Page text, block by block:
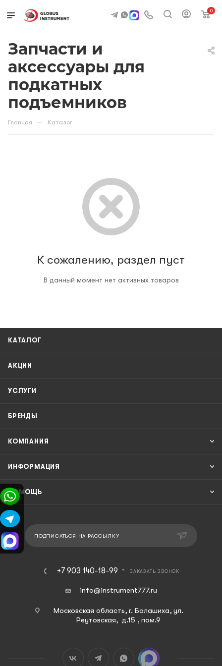
0
Запчасти и
аксессуары для
подкатных
подъемников
Главная — Каталог
К сожалению, раздел пуст
В данный момент нет активных товаров
КАТАЛОГ
АКЦИИ
УСЛУГИ
БРЕНДЫ
КОМПАНИЯ
ИНФОРМАЦИЯ
ПОМОЩЬ
ПОДПИСАТЬСЯ НА РАССЫЛКУ
+7 903 140-18-99 ЗАКАЗАТЬ ЗВОНОК
info@instrument777.ru
Московская область, г. Балашиха, ул.
Реутовская, д.15 , пом.9